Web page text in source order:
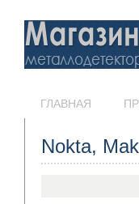
ГЛАВНАЯ
Nokta,